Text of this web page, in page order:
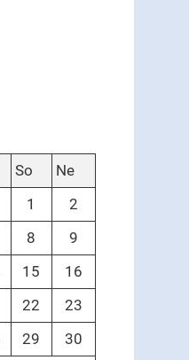
So
Ne
1
2
8
9
15
16
22
23
29
30